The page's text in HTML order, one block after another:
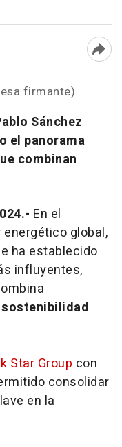
firmante)
Sánchez
el panorama
combinan
En el
global,
ha establecido
influyentes,
Star Group con
consolidar
en la